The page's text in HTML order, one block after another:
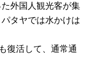
外国人観光客が集
タヤでは水かけは
復活して、通常通